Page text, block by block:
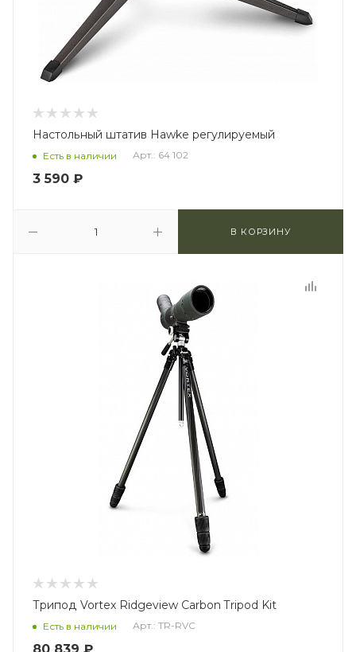
Настольный штатив Hawke регулируемый
Есть в наличии Арт.: 64 102
3 590 ₽
В КОРЗИНУ
Трипод Vortex Ridgeview Carbon Tripod Kit
Есть в наличии Арт.: TR-RVC